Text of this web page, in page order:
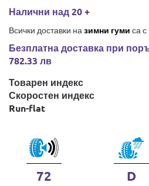
Налични над 20 +
Всички доставки на зимни гуми са
Безплатна доставка при
782.33 лв
Товарен индекс
Скоростен индекс
Run-flat
72 D